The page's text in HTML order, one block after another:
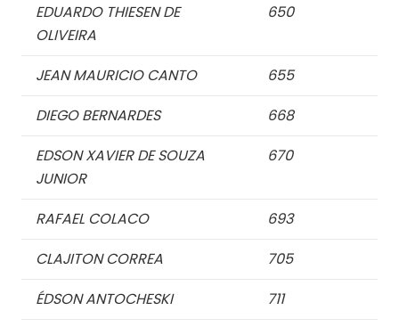
EDUARDO THIESEN DE
OLIVEIRA
650
JEAN MAURICIO CANTO
655
DIEGO BERNARDES
668
EDSON XAVIER DE SOUZA
JUNIOR
670
RAFAEL COLACO
693
CLAJITON CORREA
705
ÉDSON ANTOCHESKI
711